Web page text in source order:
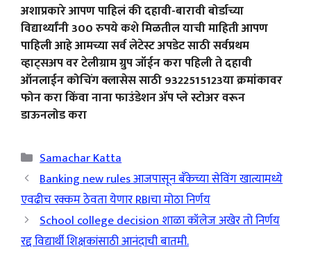
अशाप्रकारे आपण पाहिलं की दहावी-बारावी बोर्डाच्या
विद्यार्थ्यांनी 300 रुपये कशे मिळतील याची माहिती आपण
पाहिली आहे आमच्या सर्व लेटेस्ट अपडेट साठी सर्वप्रथम
व्हाट्सअप वर टेलीग्राम ग्रुप जॉईन करा पहिली ते दहावी
ऑनलाईन कोचिंग क्लासेस साठी 9322515123या क्रमांकावर
फोन करा किंवा नाना फाउंडेशन ॲप प्ले स्टोअर वरून
डाऊनलोड करा
Categories
Samachar Katta
Banking new rules आजपासून बँकेच्या सेविंग खात्यामध्ये
एवढीच रक्कम ठेवता येणार RBIचा मोठा निर्णय
School college decision शाळा कॉलेज अखेर तो निर्णय
रद्द विद्यार्थी शिक्षकांसाठी आनंदाची बातमी.